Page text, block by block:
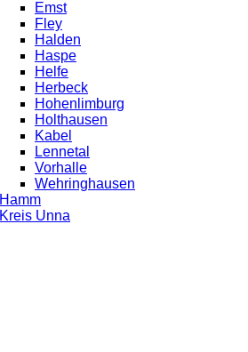
Emst
Fley
Halden
Haspe
Helfe
Herbeck
Hohenlimburg
Holthausen
Kabel
Lennetal
Vorhalle
Wehringhausen
Hamm
Kreis Unna